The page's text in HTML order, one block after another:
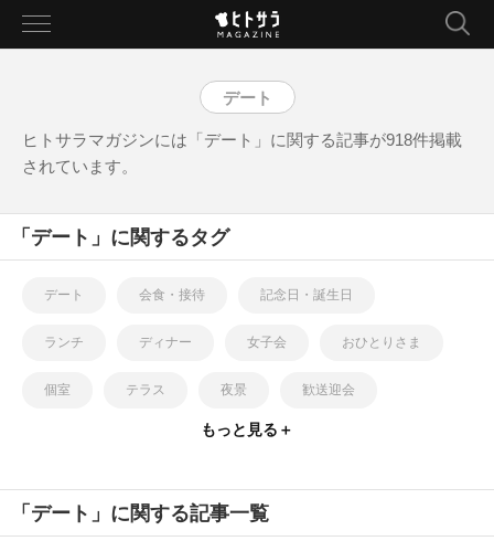
toggle
デート
ヒトサラマガジンには「デート」に関する記事が918件掲載
されています。
「デート」に関するタグ
デート 会食・接待 記念日・誕生日
ランチ ディナー 女子会 おひとりさま
個室 テラス 夜景 歓送迎会
バレンタイン・ホワイトデー
ビアガーデン 花見 食べ放題
もっと見る＋
「デート」に関する記事一覧